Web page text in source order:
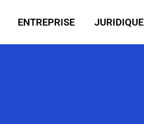
ENTREPRISE JURIDIQUE